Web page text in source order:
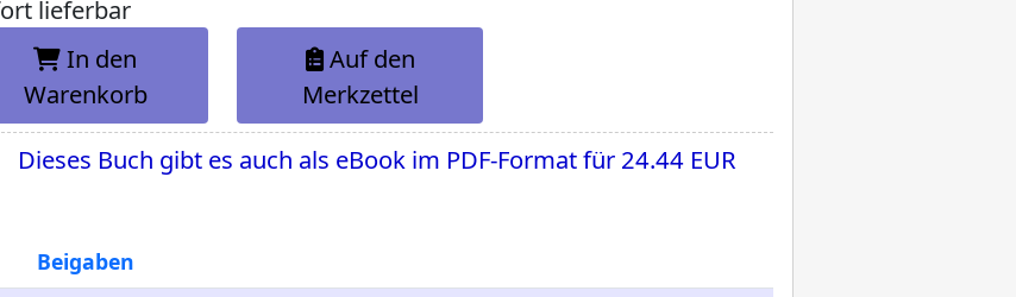
lieferbar
In den
Warenkorb
Auf den
Merkzettel
Dieses Buch gibt es auch als eBook im PDF-Format für 24.44 EUR
Beigaben